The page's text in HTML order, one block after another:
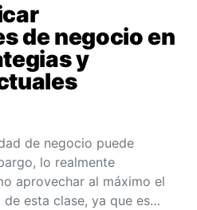
de negocio en
y
de negocio puede
lo realmente
aprovechar al máximo el
esta clase, ya que es…